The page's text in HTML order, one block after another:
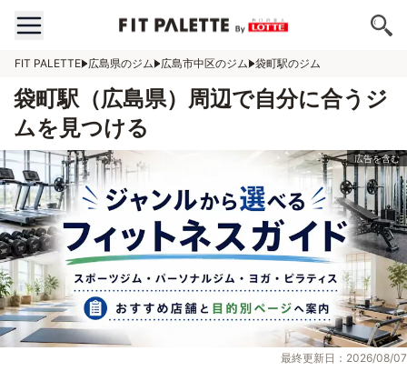
FIT PALETTE 広島県のジム 広島市中区のジム 袋町駅のジム
袋町駅（広島県）周辺で自分に合うジ
ムを見つける
最終更新日：2026/08/07